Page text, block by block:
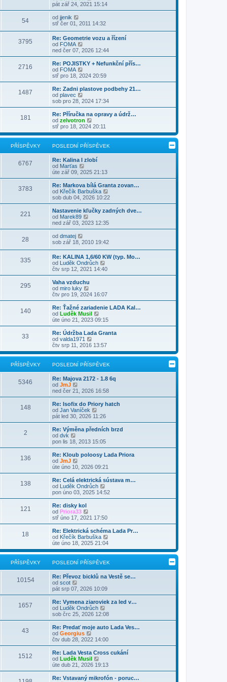
ě
v
k
ř
í
p
e
k
d
n
p
ř
í
s
p
ě
v
e
k
z
p
o
s
l
e
d
n
í
p
ř
í
s
p
ě
v
e
k
o
b
a
i
t
o
s
l
d
n
í
ř
í
s
ě
v
e
k
pát zář 24, 2021 15:14
54 od jjenik
o
a
z
i
t
p
o
s
l
e
d
n
í
p
ř
í
s
p
ě
e
k
stř čer 01, 2011 14:32
3795
Re: Geometrie vozu a řízení
od FOMA
o
b
r
z
t
p
o
s
e
d
n
í
ř
í
s
p
ě
v
e
k
ned čer 07, 2026 12:44
2716
Re: POJISTKY + Nefunkční přís…
od FOMA
o
b
r
z
p
o
s
l
e
d
n
í
p
ř
í
s
p
ě
v
e
k
stř pro 18, 2024 20:59
1487
Re: Zadni plastove podbehy 21…
od plavec
o
b
r
a
z
t
p
o
s
l
e
d
n
í
p
ř
í
s
p
ě
v
k
sob pro 28, 2024 17:34
181
Re: Příručka na opravy a údrž…
od zelvotron
o
b
r
a
t
o
s
l
e
d
n
í
ř
í
p
v
e
k
stř pro 18, 2024 20:11
PŘÍSPĚVKY POSLEDNÍ PŘÍSPĚVEK
6767
Re: Kalina I zlobí
od Marťas
o
b
r
a
z
t
p
o
s
d
n
í
p
ř
í
s
p
ě
v
e
k
úte zář 09, 2025 21:13
3783
Re: Markova bílá Granta zovan…
od Křečík Barbuška
o
b
r
z
p
o
s
l
n
í
s
v
e
k
sob dub 04, 2026 10:22
221
Nastavenie kľučky zadných dve…
od Marek89
o
b
a
i
t
p
o
s
l
d
n
í
p
ř
í
s
p
ě
v
e
k
ned zář 03, 2023 12:35
28 od dmatej
o
a
z
i
t
p
o
s
l
e
d
n
í
p
ř
í
s
p
ě
e
k
sob zář 18, 2010 19:42
335
Re: KALINA 1,6/60 KW (typ. Mo…
od Luděk Ondrůch
o
b
z
p
o
s
e
n
í
ř
í
s
ě
v
e
čtv srp 12, 2021 14:40
295
Vaha vzduchu
od miro luky
o
b
r
a
z
p
o
s
l
d
n
í
ř
í
s
p
ě
v
e
čtv pro 19, 2024 16:07
140
Re: Ťažné zariadenie LADA Kal…
od Luděk Musil
o
b
r
z
t
p
o
s
l
d
n
í
ř
í
s
ě
v
e
k
úte úno 21, 2023 09:15
33
Re: Údržba Lada Granta
od valda1971
o
b
r
a
t
o
s
l
e
d
n
í
ř
í
s
ě
v
e
k
čtv srp 11, 2016 13:57
PŘÍSPĚVKY POSLEDNÍ PŘÍSPĚVEK
5346
Re: Majova 2172 - 1.8 6q
od JmJ
b
r
a
z
p
o
s
e
n
í
p
ř
í
s
p
ě
v
e
k
ned čer 21, 2026 16:58
148
Re: Isofix do Priory hatch
od Jan Vaníček
o
b
r
z
p
o
s
e
d
n
í
í
s
p
ě
v
e
k
pát led 30, 2026 11:26
2
Re: Výměna předních brzd
od dvk
o
b
r
a
z
p
o
s
e
d
n
í
p
ř
í
s
p
ě
v
e
k
pon lis 18, 2013 15:05
136
Re: Kloub poloosy Lada Priora
od JmJ
o
b
r
a
z
t
p
o
s
e
d
n
í
ř
í
s
ě
v
e
k
úte úno 10, 2026 09:21
138
Re: Celá elektrická sústava m…
od Luděk Ondrůch
o
b
z
p
o
s
l
d
n
í
ř
í
s
ě
v
e
pon úno 03, 2025 14:52
121
Re: disky kol
od Priora33
o
b
r
a
z
t
p
o
s
l
d
n
í
p
ř
í
s
p
ě
v
e
k
stř úno 17, 2021 17:50
18
Re: Elektrická schéma Lada Pr…
od Křečík Barbuška
b
r
a
t
s
l
d
n
í
í
s
v
e
úte úno 18, 2025 21:04
PŘÍSPĚVKY POSLEDNÍ PŘÍSPĚVEK
10154
Re: Převoz bicklů na Vestě se…
od scot
o
b
r
a
z
t
p
o
s
e
d
n
í
p
pát srp 07, 2026 10:09
1657
Re: Vymena ziaroviek za led v…
od Luděk Ondrůch
o
b
r
z
p
o
s
e
sob črc 25, 2026 12:08
43
Re: Predať moje auto Lada Ves…
od Georgius
o
b
r
a
z
čtv dub 28, 2022 14:00
1512
Re: Lada Vesta Cross cukání
od Luděk Musil
o
b
r
úte dub 21, 2026 19:13
Re: Vstavaný mikrofón - poruc…